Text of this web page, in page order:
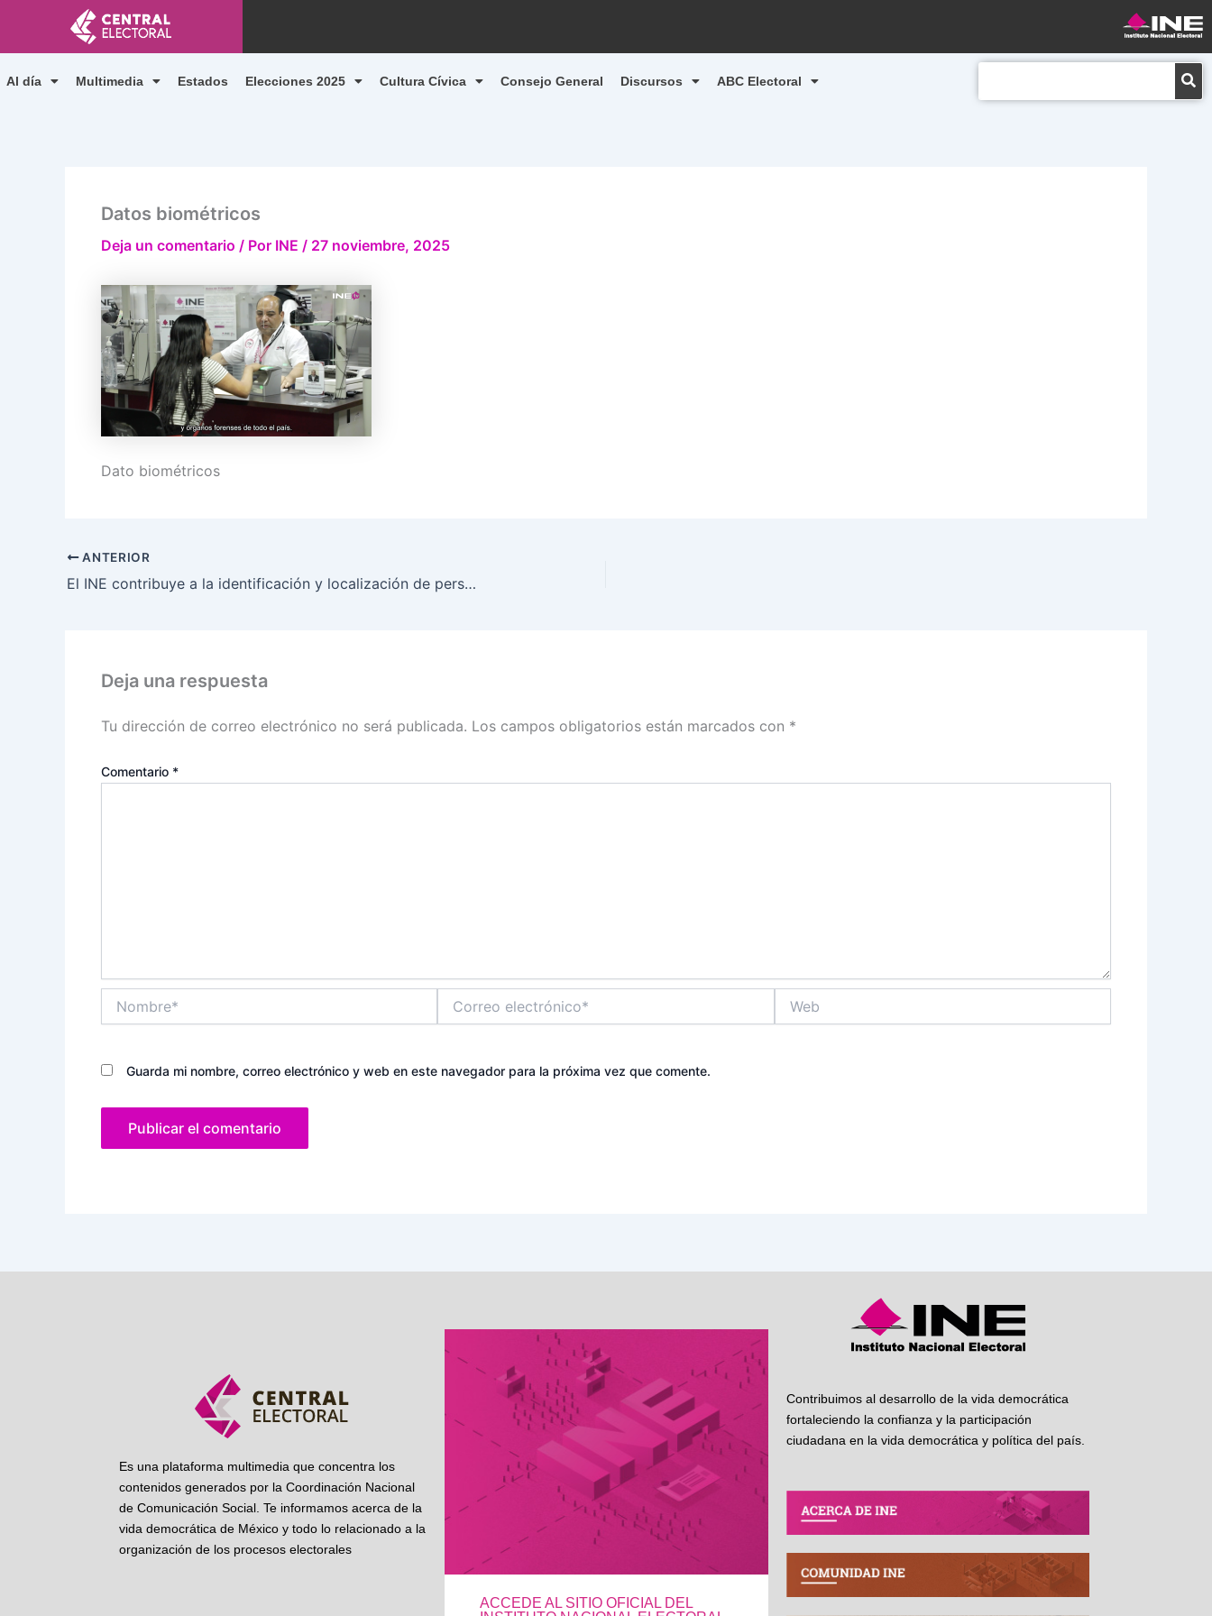
contenido
Al día Multimedia Estados Elecciones 2025 Cultura Cívica Consejo General Discursos ABC Electoral
Datos biométricos
Deja un comentario / Por INE / 27 noviembre, 2025
Dato biométricos
ANTERIOR
El INE contribuye a la identificación y localización de personas desaparecidas
Deja una respuesta
Tu dirección de correo electrónico no será publicada. Los campos obligatorios están marcados con *
Comentario *
electrónico*
Guarda mi nombre, correo electrónico y web en este navegador para la próxima vez que comente.
Es una plataforma multimedia que concentra los
contenidos generados por la Coordinación Nacional
de Comunicación Social. Te informamos acerca de la
vida democrática de México y todo lo relacionado a la
organización de los procesos electorales
ACCEDE AL SITIO OFICIAL DEL
Contribuimos al desarrollo de la vida democrática
fortaleciendo la confianza y la participación
ciudadana en la vida democrática y política del país.